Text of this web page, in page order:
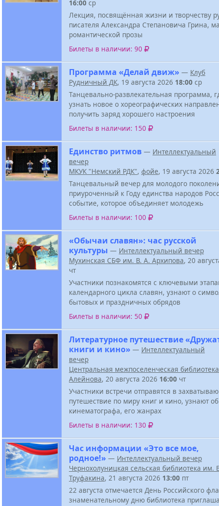
16:00 ср
Лекция, посвящённая жизни и творчеству
писателя Александра Степановича Грина,
романтической прозы
Билеты в наличии: 90
Программа «Делай движ» — Клуб
Рудничный ДК, 19 августа 2026 18:00 ср
Танцевально-развлекательная программа,
узнать новое о хореографических
получить заряд хорошего настроения
Билеты в наличии: 150
Единство ритмов — Интеллектуальный
вечер
МКУК "Немский РДК", фойе, 19 августа 2026
Танцевальный вечер для молодого
приуроченный к Году единства народов
событие, которое объединяет молодежь
Билеты в наличии: 100
«Обычаи славян»: час русской
культуры — Интеллектуальный вечер
Мухинская СБФ им. В. А. Архипова, 20
чт
Участники познакомятся с ключевыми
календарного цикла славян, узнают о
бытовых и праздничных обрядов
Билеты в наличии: 50
Литературное путешествие
книги и кино» — Интеллектуальный
вечер
Центральная межпоселенческая
Алейнова, 20 августа 2026 16:00 чт
Участники встречи отправятся в
путешествие по миру книг и кино, узнают
кинематографа, его жанрах
Билеты в наличии: 130
Час информации «Это все мое,
родное!» — Интеллектуальный вечер
Чернохолуницкая сельская библиотека им.
Труфакина, 21 августа 2026 13:00 пт
22 августа отмечается День Российского
знаменательному дню библиотека